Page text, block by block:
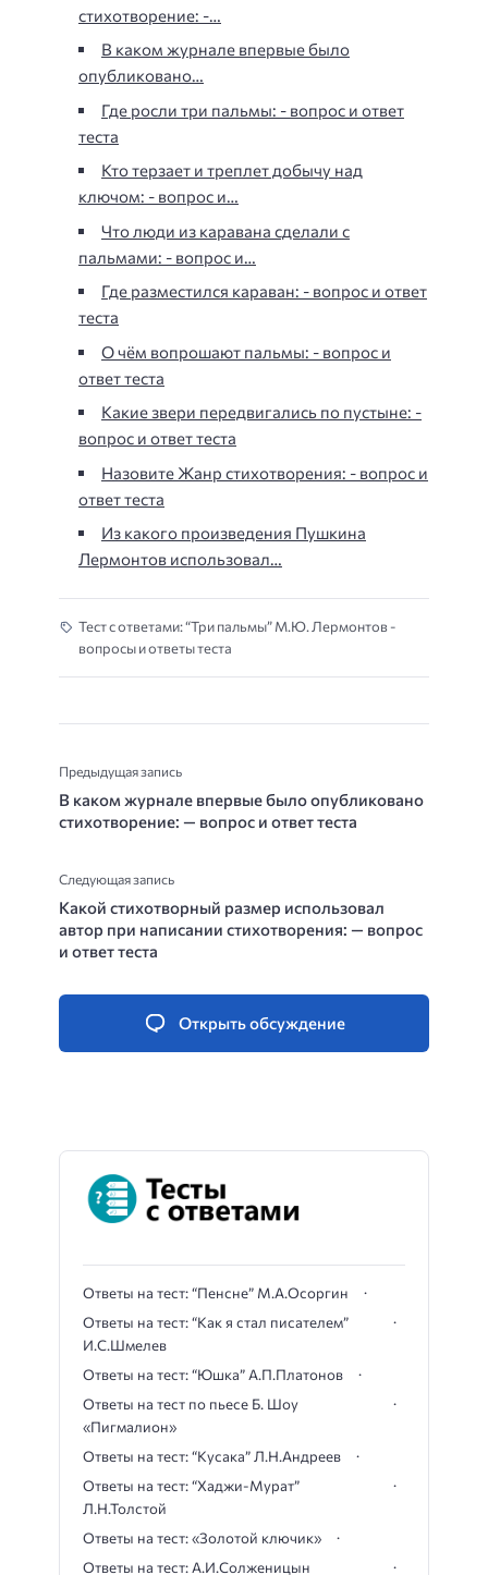
стихотворение: -…
В каком журнале впервые было
опубликовано…
Где росли три пальмы: - вопрос и ответ
теста
Кто терзает и треплет добычу над
ключом: - вопрос и…
Что люди из каравана сделали с
пальмами: - вопрос и…
Где разместился караван: - вопрос и ответ
теста
О чём вопрошают пальмы: - вопрос и
ответ теста
Какие звери передвигались по пустыне: -
вопрос и ответ теста
Назовите Жанр стихотворения: - вопрос и
ответ теста
Из какого произведения Пушкина
Лермонтов использовал…
Тест с ответами: “Три пальмы” М.Ю. Лермонтов -
вопросы и ответы теста
Предыдущая запись
В каком журнале впервые было опубликовано
стихотворение: — вопрос и ответ теста
Следующая запись
Какой стихотворный размер использовал
автор при написании стихотворения: — вопрос
и ответ теста
Открыть обсуждение
Ответы на тест: “Пенсне” М.А.Осоргин
Ответы на тест: “Как я стал писателем”
И.С.Шмелев
Ответы на тест: “Юшка” А.П.Платонов
Ответы на тест по пьесе Б. Шоу
«Пигмалион»
Ответы на тест: “Кусака” Л.Н.Андреев
Ответы на тест: “Хаджи-Мурат”
Л.Н.Толстой
Ответы на тест: «Золотой ключик»
Ответы на тест: А.И.Солженицын